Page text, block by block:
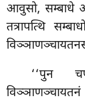
आवुसो, सम्बाधे
तत्रापत्थि
‘‘पुन